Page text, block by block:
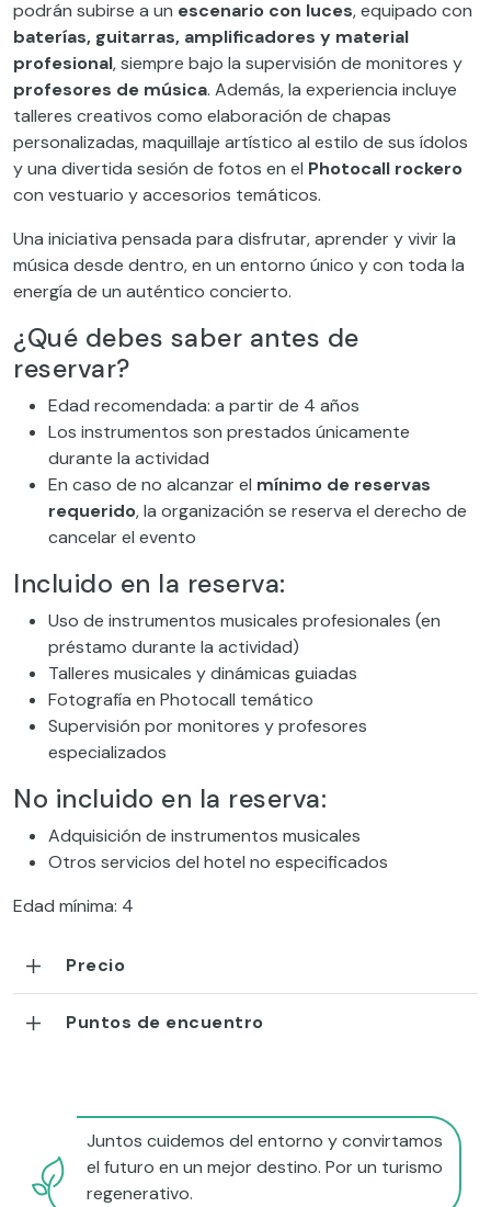
podrán subirse a un escenario con luces, equipado con
baterías, guitarras, amplificadores y material
profesional, siempre bajo la supervisión de monitores y
profesores de música. Además, la experiencia incluye
talleres creativos como elaboración de chapas
personalizadas, maquillaje artístico al estilo de sus ídolos
y una divertida sesión de fotos en el Photocall rockero
con vestuario y accesorios temáticos.
Una iniciativa pensada para disfrutar, aprender y vivir la
música desde dentro, en un entorno único y con toda la
energía de un auténtico concierto.
¿Qué debes saber antes de
reservar?
Edad recomendada: a partir de 4 años
Los instrumentos son prestados únicamente
durante la actividad
En caso de no alcanzar el mínimo de reservas
requerido, la organización se reserva el derecho de
cancelar el evento
Incluido en la reserva:
Uso de instrumentos musicales profesionales (en
préstamo durante la actividad)
Talleres musicales y dinámicas guiadas
Fotografía en Photocall temático
Supervisión por monitores y profesores
especializados
No incluido en la reserva:
Adquisición de instrumentos musicales
Otros servicios del hotel no especificados
Edad mínima: 4
Precio
Puntos de encuentro
Juntos cuidemos del entorno y convirtamos
el futuro en un mejor destino. Por un turismo
regenerativo.